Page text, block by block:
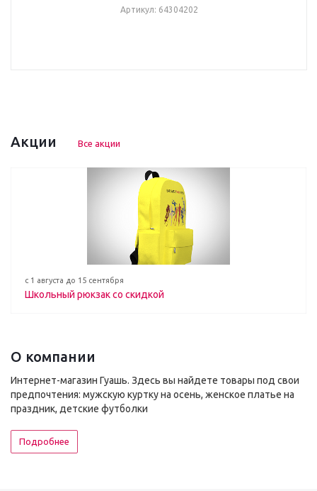
Артикул: 64304202
Акции Все акции
с 1 августа до 15 сентября
Школьный рюкзак со скидкой
О компании
Интернет-магазин Гуашь. Здесь вы найдете товары под свои
предпочтения: мужскую куртку на осень, женское платье на
праздник, детские футболки
Подробнее